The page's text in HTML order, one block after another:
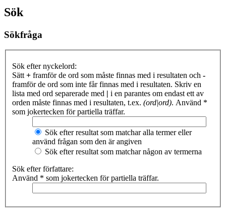
Sök
Sökfråga
Sök efter nyckelord:
Sätt + framför de ord som måste finnas med i resultaten och -
framför de ord som inte får finnas med i resultaten. Skriv en
lista med ord separerade med | i en parantes om endast ett av
orden måste finnas med i resultaten, t.ex. (ord|ord). Använd *
som jokertecken för partiella träffar.
Sök efter resultat som matchar alla termer eller
använd frågan som den är angiven
Sök efter resultat som matchar någon av termerna
Sök efter författare:
Använd * som jokertecken för partiella träffar.